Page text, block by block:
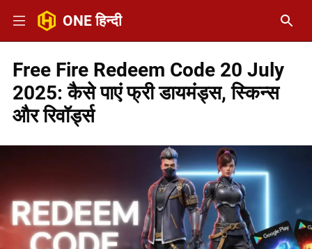
ONE हिन्दी
Free Fire Redeem Code 20 July
2025: कैसे पाएं फ्री डायमंड्स, स्किन्स
और रिवॉर्ड्स